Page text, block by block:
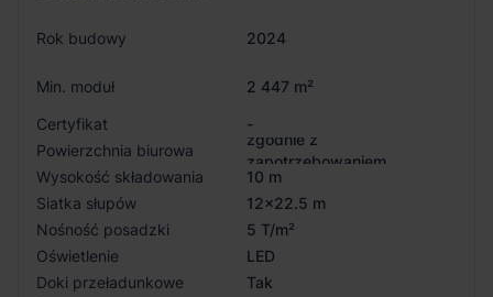
Rok budowy 2024
Min. moduł
2 447 m²
Certyfikat
-
Powierzchnia biurowa
zgodnie z
zapotrzebowaniem
Wysokość składowania
10 m
Siatka słupów
12x22.5 m
Nośność posadzki
5 T/m²
Oświetlenie
LED
Doki przeładunkowe
Tak